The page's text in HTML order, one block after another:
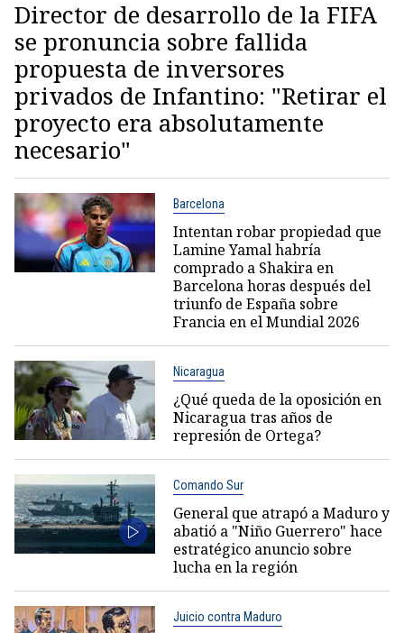
Director de desarrollo de la FIFA
se pronuncia sobre fallida
propuesta de inversores
privados de Infantino: "Retirar el
proyecto era absolutamente
necesario"
Barcelona
Intentan robar propiedad que
Lamine Yamal habría
comprado a Shakira en
Barcelona horas después del
triunfo de España sobre
Francia en el Mundial 2026
Nicaragua
¿Qué queda de la oposición en
Nicaragua tras años de
represión de Ortega?
Comando Sur
General que atrapó a Maduro y
abatió a "Niño Guerrero" hace
estratégico anuncio sobre
lucha en la región
Juicio contra Maduro